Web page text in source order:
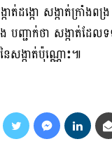
ដង្កោ សង្កាត់ក្រាំងព
បញ្ជាក់ថា សង្កាត់ដែ
ៃសង្កាត់ប៉ុណ្ណោះ៕